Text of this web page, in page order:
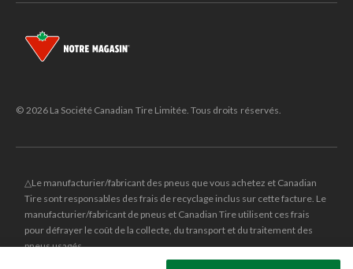
© 2026 La Société Canadian Tire Limitée. Tous droits réservés.
△Le manufacturier/fabricant des pneus que vous achetez et Canadian
Tire sont responsables des frais de recyclage inclus sur cette facture. Le
manufacturier/fabricant de pneus et Canadian Tire utilisent ces frais
pour défrayer le coût de la collecte, du transport et du traitement des
pneus usagés.
et le logo du triangle CANADIAN TIRE sont des